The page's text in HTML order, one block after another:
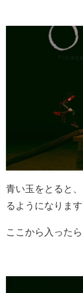
青い玉をとると
るようになります
ここから入った